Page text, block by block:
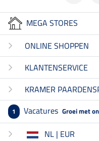
MEGA STORES
ONLINE SHOPPEN
KLANTENSERVICE
KRAMER
1 Vacatures Groei met
NL | EUR